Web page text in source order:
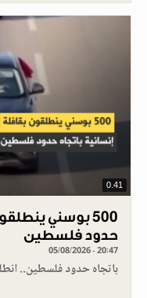
0.41
500 بوسني
حدود فلسطين
05/08/2026 - 20:47
باتجاه حدود فلسطين..